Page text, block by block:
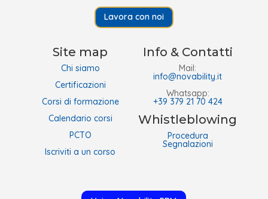
Lavora con noi
Site map
Chi siamo
Certificazioni
Corsi di formazione
Calendario corsi
PCTO
Iscriviti a un corso
Info & Contatti
Mail:
info@novability.it
Whatsapp:
+39 379 21 70 424
Whistleblowing
Procedura
Segnalazioni